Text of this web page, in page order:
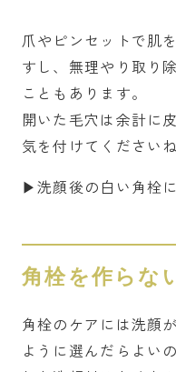
爪やピンセットで肌
すし、無理やり取り
こともあります。
開いた毛穴は余計に
気を付けてくださいね
▶︎洗顔後の白い角栓
角栓を作らな
角栓のケアには洗顔
ように選んだらよい